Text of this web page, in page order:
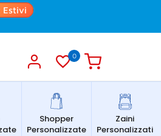
Estivi
0
Shopper
Personalizzate
Zaini
Personalizzati